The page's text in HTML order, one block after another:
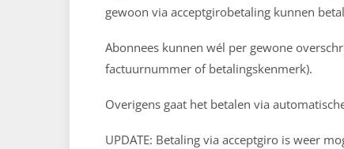
gewoon via acceptgirobetaling kunnen
Abonnees kunnen wél per gewone
factuurnummer of betalingskenmerk).
Overigens gaat het betalen via
UPDATE: Betaling via acceptgiro is weer